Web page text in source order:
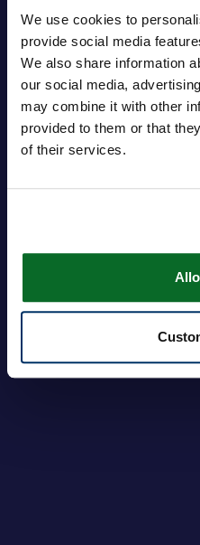
We use cookies to
provide social media
We also share information
our social media,
may combine it with other
provided to them or that
of their services.
Eメール
パスワード